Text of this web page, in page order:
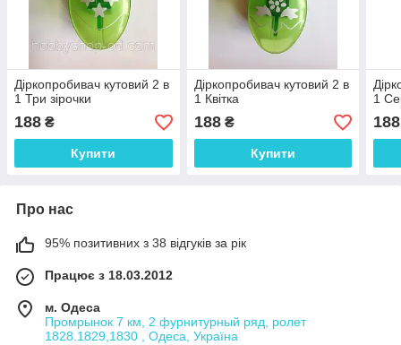
Діркопробивач кутовий 2 в
1 Три зірочки
188 ₴
Купити
Діркопробивач кутовий 2 в
1 Квітка
188₴
Купити
1
188
Про нас
95% позитивних з 38 відгуків за рік
Працює з 18.03.2012
м. Одеса
Промрынок 7 км, 2 фурнитурный ряд, ролет
1828.1829,1830 , Одеса, Україна